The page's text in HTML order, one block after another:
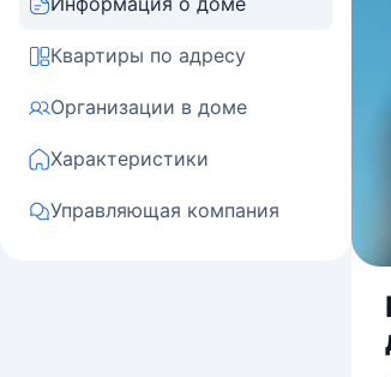
Квартиры по адресу
Организации в доме
Характеристики
Управляющая компания